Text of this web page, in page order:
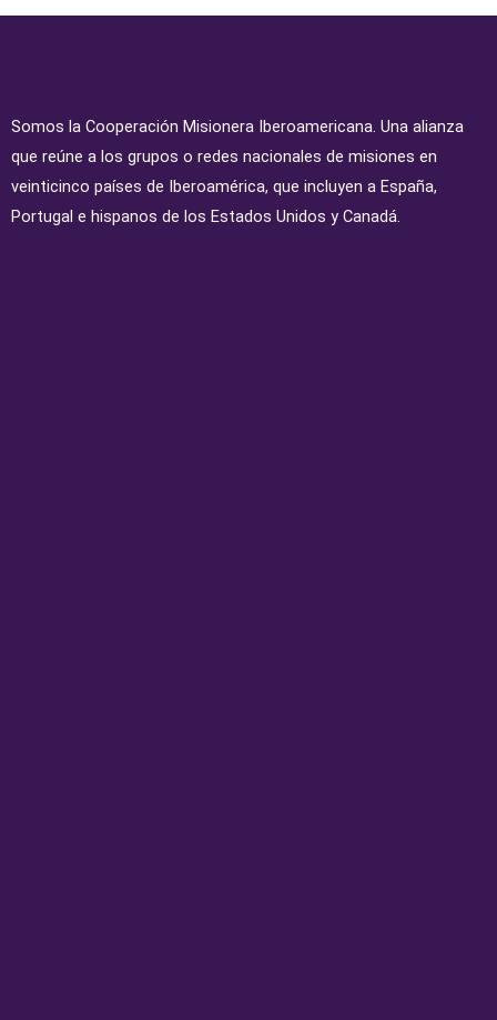
Somos la Cooperación Misionera Iberoamericana. Una alianza
que reúne a los grupos o redes nacionales de misiones en
veinticinco países de Iberoamérica, que incluyen a España,
Portugal e hispanos de los Estados Unidos y Canadá.